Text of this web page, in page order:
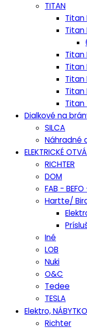
TITAN
Titan
Titan
Titan
Titan
Titan
Titan
Titan
Dialkové na
SILCA
Náhradné
ELEKTRICKÉ
RICHTER
DOM
FAB - BEFO
Hartte/
Iné
LOB
Nuki
O&C
Tedee
TESLA
Elektro,
Richter